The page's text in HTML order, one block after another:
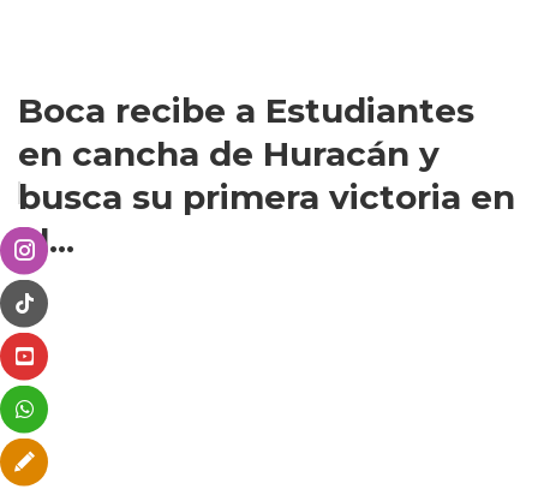
Boca recibe a Estudiantes
en cancha de Huracán y
busca su primera victoria en
el...